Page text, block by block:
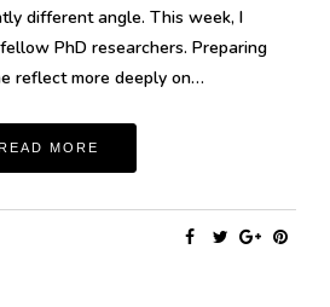
different angle. This week, I
PhD researchers. Preparing
reflect more deeply on…
MORE